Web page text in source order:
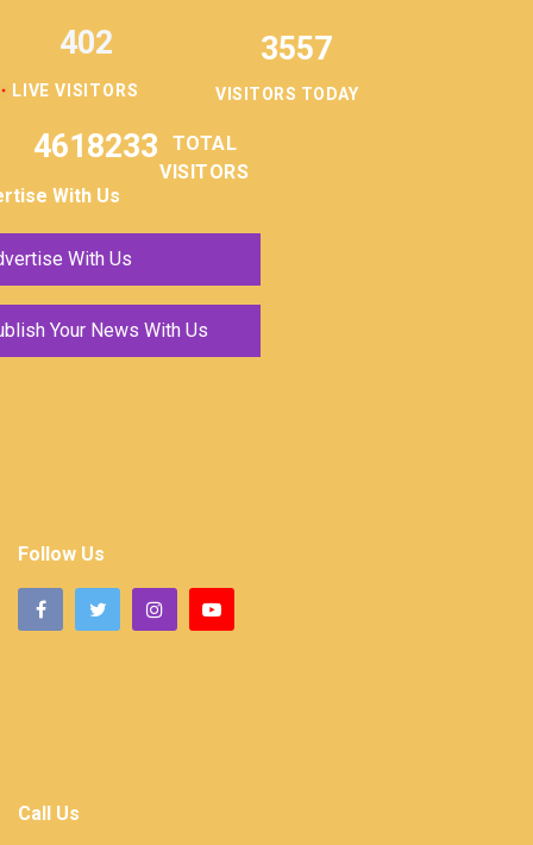
LIVE VISITORS
402 3557
VISITORS TODAY
4618233
TOTAL
VISITORS
With Us
With Us
Your News With Us
Follow Us
Call Us